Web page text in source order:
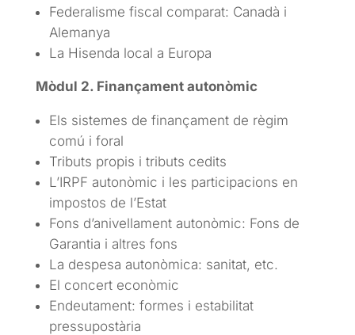
Federalisme fiscal comparat: Canadà i
Alemanya
La Hisenda local a Europa
Mòdul 2. Finançament autonòmic
Els sistemes de finançament de règim
comú i foral
Tributs propis i tributs cedits
L’IRPF autonòmic i les participacions en
impostos de l’Estat
Fons d’anivellament autonòmic: Fons de
Garantia i altres fons
La despesa autonòmica: sanitat, etc.
El concert econòmic
Endeutament: formes i estabilitat
pressupostària